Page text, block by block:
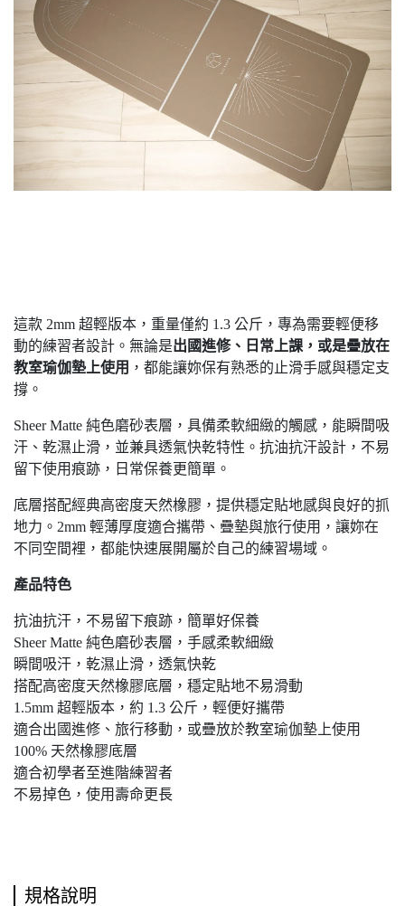
這款 2mm 超輕版本，重量僅約 1.3 公斤，專為需要輕便移
動的練習者設計。無論是出國進修、日常上課，或是疊放在
教室瑜伽墊上使用 ，都能讓妳保有熟悉的止滑手感與穩定支
撐。
Sheer Matte 純色磨砂表層，具備柔軟細緻的觸感，能瞬間吸
汗、乾濕止滑，並兼具透氣快乾特性。抗油抗汗設計，不易
留下使用痕跡，日常保養更簡單。
底層搭配經典高密度天然橡膠，提供穩定貼地感與良好的抓
地力。2mm 輕薄厚度適合攜帶、疊墊與旅行使用，讓妳在
不同空間裡，都能快速展開屬於自己的練習場域。
產品特色
抗油抗汗，不易留下痕跡，簡單好保養
Sheer Matte 純色磨砂表層，手感柔軟細緻
瞬間吸汗，乾濕止滑，透氣快乾
搭配高密度天然橡膠底層，穩定貼地不易滑動
1.5mm 超輕版本，約 1.3 公斤，輕便好攜帶
適合出國進修、旅行移動，或疊放於教室瑜伽墊上使用
100% 天然橡膠底層
適合初學者至進階練習者
不易掉色，使用壽命更長
規格說明